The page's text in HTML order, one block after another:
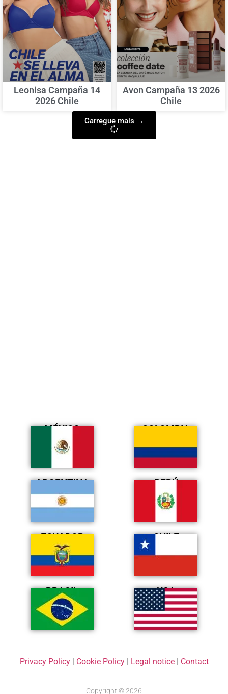
Leonisa Campaña 14
2026 Chile
Avon Campaña 13 2026
Chile
Carregue mais →
MÉXICO COLOMBIA
ARGENTINA PERÚ
ECUADOR CHILE
BRASIL USA
Privacy Policy| Cookie Policy| Legal notice| Contact
Copyright © 2026